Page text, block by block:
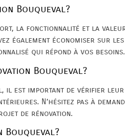
Bouqueval?
la fonctionnalité et la
également économiser sur les
qui répond à vos besoins.
Bouqueval?
il est important de vérifier leur
N’hésitez pas à
de rénovation.
Bouqueval?